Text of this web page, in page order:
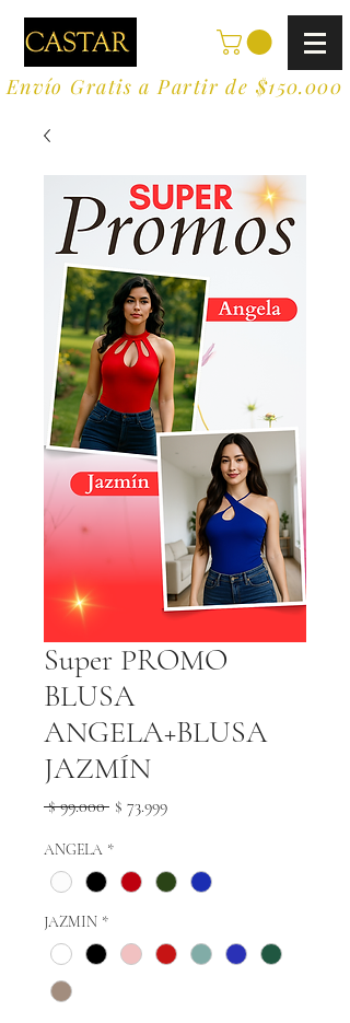
Envío Gratis a Partir de $150.000
Super PROMO
BLUSA
ANGELA+BLUSA
JAZMÍN
$ 99.000 Precio
$ 73.999Precio
ANGELA *
JAZMIN *